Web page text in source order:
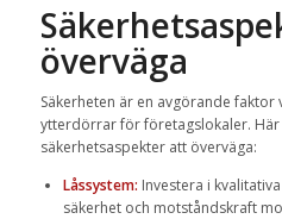
överväga
Säkerheten är en avgörande faktor
ytterdörrar för företagslokaler. Här
säkerhetsaspekter att överväga:
Låssystem: Investera i
säkerhet och motståndskraft